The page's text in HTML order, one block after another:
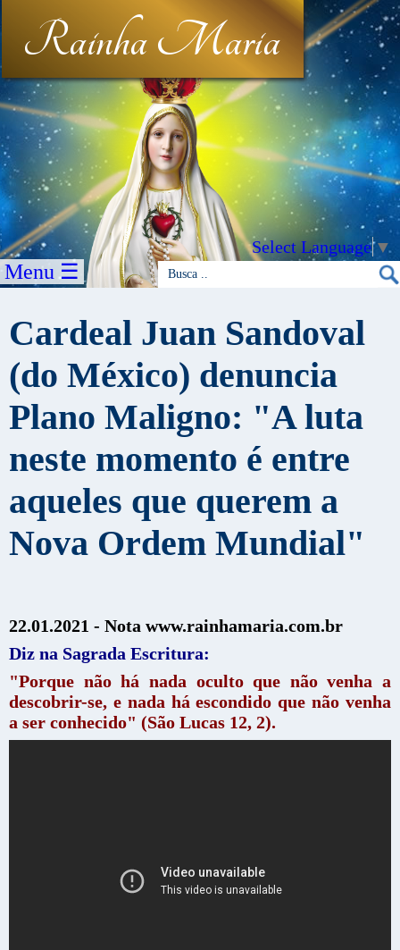
Rainha Maria
Select Language▼
Menu ☰
Cardeal Juan Sandoval
(do México) denuncia
Plano Maligno: "A luta
neste momento é entre
aqueles que querem a
Nova Ordem Mundial"
22.01.2021 - Nota www.rainhamaria.com.br
Diz na Sagrada Escritura:
"Porque não há nada oculto que não venha a
descobrir-se, e nada há escondido que não venha
a ser conhecido" (São Lucas 12, 2).